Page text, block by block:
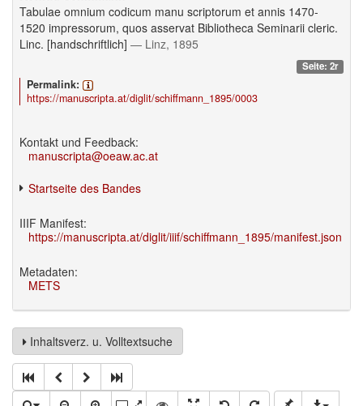
Tabulae omnium codicum manu scriptorum et annis 1470-
1520 impressorum, quos asservat Bibliotheca Seminarii cleric.
Linc. [handschriftlich] — Linz, 1895
Seite: 2r
Permalink:
https://manuscripta.at/diglit/schiffmann_1895/0003
Kontakt und Feedback:
manuscripta@oeaw.ac.at
Startseite des Bandes
IIIF Manifest:
https://manuscripta.at/diglit/iiif/schiffmann_1895/manifest.json
Metadaten:
METS
Inhaltsverz. u. Volltextsuche